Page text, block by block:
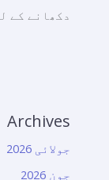
دکھانے کے
Archives
جولائی 2026
جون 2026